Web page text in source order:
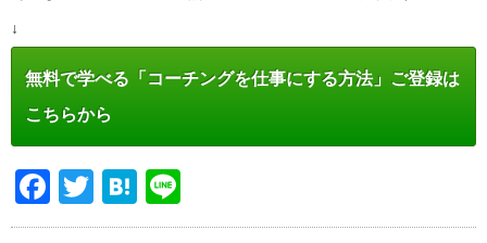
↓
無料で学べる「コーチングを仕事にする方法」ご登録は
こちらから
Facebook
TwitterHatena